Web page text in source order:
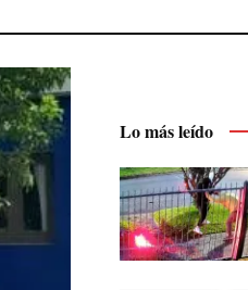
Lo más leído